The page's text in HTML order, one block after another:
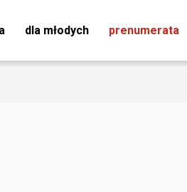
dla młodych prenumerata